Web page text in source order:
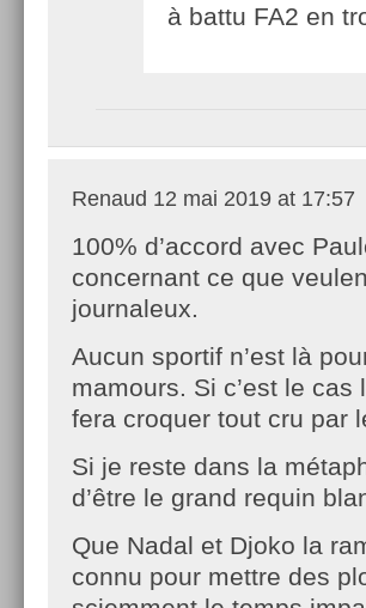
à battu FA2 en
Renaud 12 mai 2019 at 17:57
100% d’accord avec
concernant ce que
journaleux.
Aucun sportif n’est là
mamours. Si c’est le
fera croquer tout cru par
Si je reste dans la
d’être le grand requin
Que Nadal et Djoko la
connu pour mettre des